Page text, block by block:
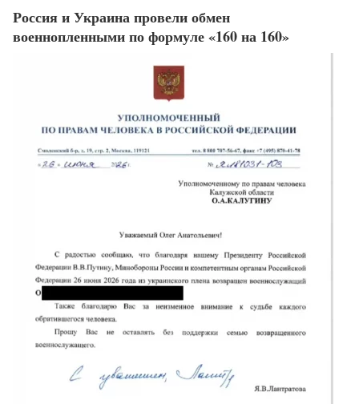
Россия и Украина провели обмен
военнопленными по формуле «160 на 160»